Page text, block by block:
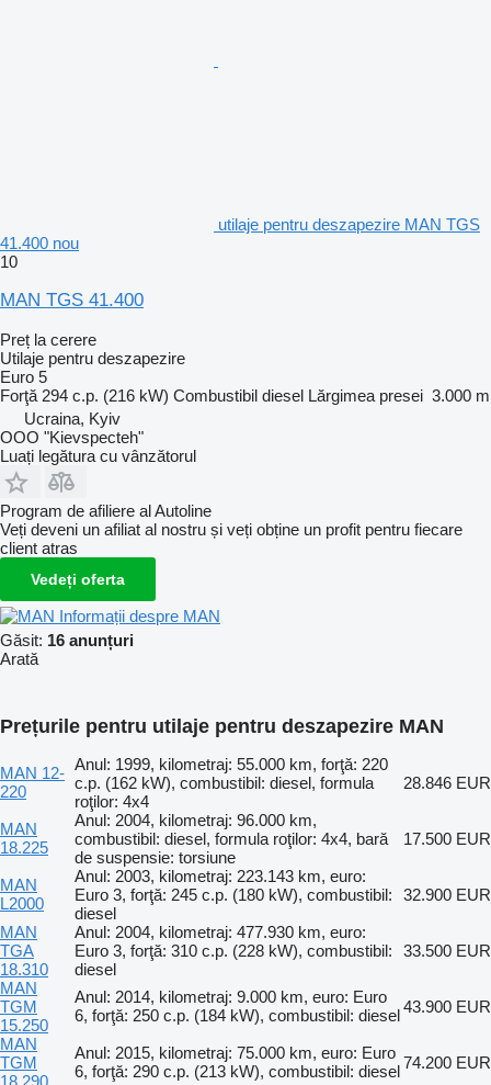
utilaje pentru deszapezire MAN TGS
41.400 nou
10
MAN TGS 41.400
Preț la cerere
Utilaje pentru deszapezire
Euro 5
Forţă 294 c.p. (216 kW) Combustibil diesel Lărgimea presei 3.000 m
Ucraina, Kyiv
OOO "Kievspecteh"
Luați legătura cu vânzătorul
Program de afiliere al Autoline
Veți deveni un afiliat al nostru și veți obține un profit pentru fiecare
client atras
Vedeți oferta
Informații despre MAN
Găsit: 16 anunțuri
Arată
Prețurile pentru utilaje pentru deszapezire MAN
MAN 12-
220
Anul: 1999, kilometraj: 55.000 km, forţă: 220
c.p. (162 kW), combustibil: diesel, formula
roţilor: 4x4
28.846 EUR
MAN
18.225
Anul: 2004, kilometraj: 96.000 km,
combustibil: diesel, formula roţilor: 4x4, bară
de suspensie: torsiune
17.500 EUR
MAN
L2000
Anul: 2003, kilometraj: 223.143 km, euro:
Euro 3, forţă: 245 c.p. (180 kW), combustibil:
diesel
32.900 EUR
MAN
TGA
18.310
Anul: 2004, kilometraj: 477.930 km, euro:
Euro 3, forţă: 310 c.p. (228 kW), combustibil:
diesel
33.500 EUR
MAN
TGM
15.250
Anul: 2014, kilometraj: 9.000 km, euro: Euro
6, forţă: 250 c.p. (184 kW), combustibil: diesel43.900 EUR
MAN
TGM
18.290
Anul: 2015, kilometraj: 75.000 km, euro: Euro
6, forţă: 290 c.p. (213 kW), combustibil: diesel74.200 EUR